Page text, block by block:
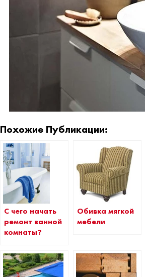
Похожие Публикации:
С чего начать
ремонт ванной
комнаты?
Обивка мягкой
мебели